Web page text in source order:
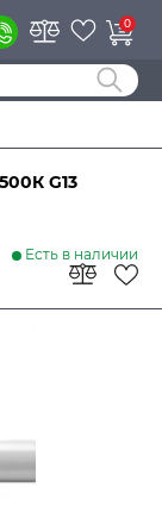
0
G13
Есть в наличии